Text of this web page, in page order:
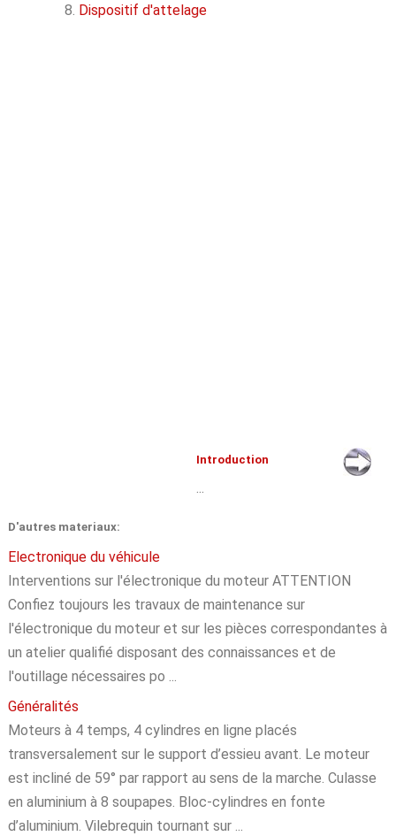
Dispositif d'attelage
Introduction
D'autres materiaux:
Electronique du véhicule
Interventions sur l'électronique du moteur ATTENTION
Confiez toujours les travaux de maintenance sur
l'électronique du moteur et sur les pièces correspondantes à
un atelier qualifié disposant des connaissances et de
l'outillage nécessaires po ...
Généralités
Moteurs à 4 temps, 4 cylindres en ligne placés
transversalement sur le support d’essieu avant. Le moteur
est incliné de 59° par rapport au sens de la marche. Culasse
en aluminium à 8 soupapes. Bloc-cylindres en fonte
d’aluminium. Vilebrequin tournant sur ...